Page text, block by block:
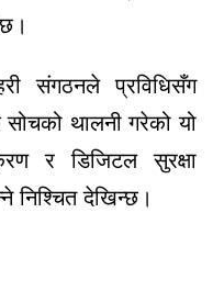
संगठनले प्रविधिसँग
सोचको थालनी गरेको यो
र डिजिटल सुरक्षा
निश्चित देखिन्छ।